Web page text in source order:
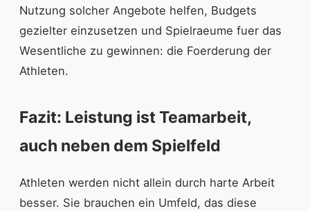
Nutzung solcher Angebote helfen, Budgets
gezielter einzusetzen und Spielraeume fuer das
Wesentliche zu gewinnen: die Foerderung der
Athleten.
Fazit: Leistung ist Teamarbeit,
auch neben dem Spielfeld
Athleten werden nicht allein durch harte Arbeit
besser. Sie brauchen ein Umfeld, das diese